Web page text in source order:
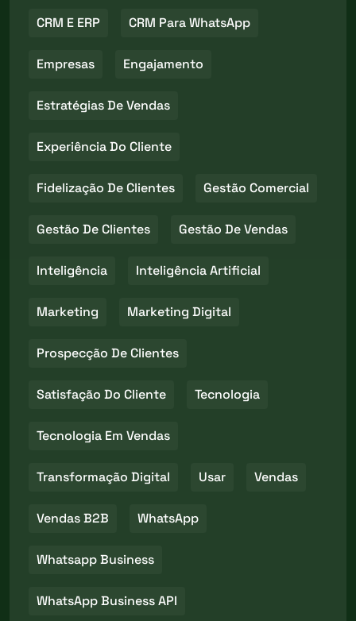
CRM E ERP CRM Para WhatsApp
Empresas Engajamento
Estratégias De Vendas
Experiência Do Cliente
Fidelização De Clientes Gestão Comercial
Gestão De Clientes Gestão De Vendas
Inteligência Inteligência Artificial
Marketing Marketing Digital
Prospecção De Clientes
Satisfação Do Cliente Tecnologia
Tecnologia Em Vendas
Transformação Digital Usar Vendas
Vendas B2B WhatsApp
Whatsapp Business
WhatsApp Business API